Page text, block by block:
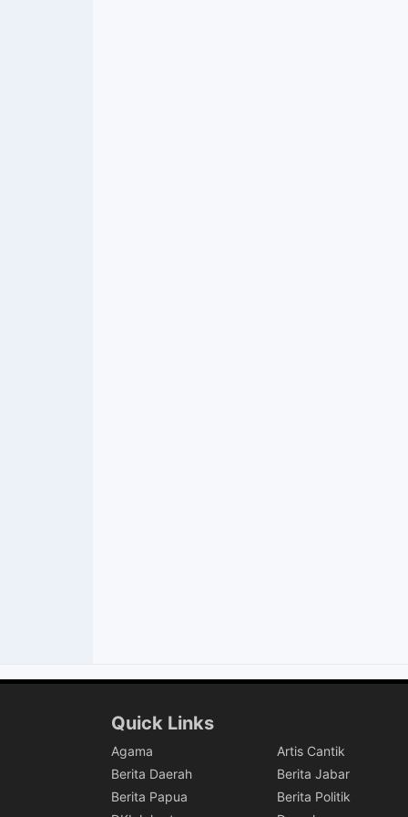
Quick Links
Agama Artis Cantik
Berita Daerah
Berita Jabar
Berita Papua
Berita Politik